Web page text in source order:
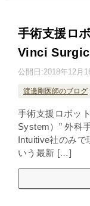
手術支援ロ
Vinci
公開日:2018年12月
渡邊剛医師のブログ
手術支援ロボッ
System）” 外科
Intuitive社のみで
いう最新 […]